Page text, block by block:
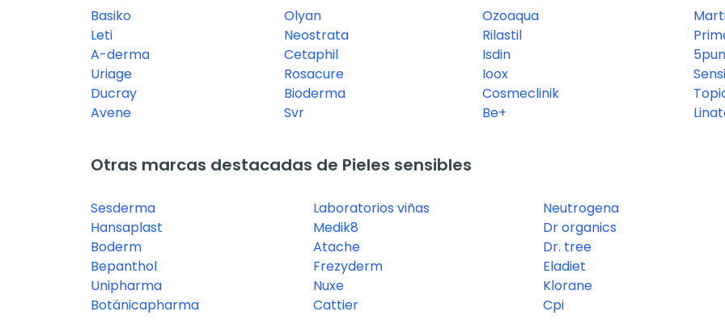
Basiko
Leti
A-derma
Uriage
Ducray
Avene
Olyan
Neostrata
Cetaphil
Rosacure
Bioderma
Svr
Ozoaqua
Rilastil
Isdin
Ioox
Cosmeclinik
Be+
Otras marcas destacadas de Pieles sensibles
Sesderma
Hansaplast
Boderm
Bepanthol
Unipharma
Botánicapharma
Laboratorios viñas
Medik8
Atache
Frezyderm
Nuxe
Cattier
Neutrogena
Dr organics
Dr. tree
Eladiet
Klorane
Cpi